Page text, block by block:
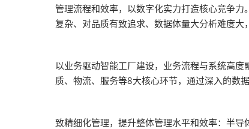
智慧会刊
管理流程和效率，以数字化实力打造核心竞争
复杂、对品质有致追求、数据体量大分析难度大
以业务驱动智能工厂建设，业务流程与系统高
质、物流、服务等8大核心环节，通过深入的数
致精细化管理，提升整体管理水平和效率：半